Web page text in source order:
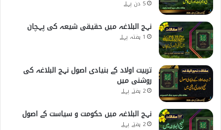
5 دن پہلے
نہج البلاغہ میں حقیقی شیعہ کی پہچان
1 ہفتہ پہلے
تربیت اولاد کے بنیادی اصول نہج البلاغہ کی
روشنی میں
2 ہفتے پہلے
نہج البلاغہ میں حکومت و سیاست کے اصول
2 ہفتے پہلے